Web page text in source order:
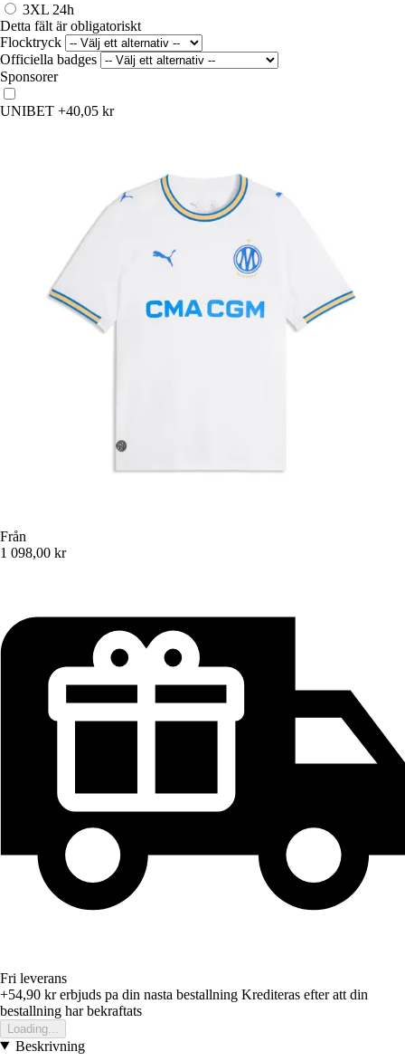
3XL 24h
Detta fält är obligatoriskt
Flocktryck
Officiella badges
Sponsorer
UNIBET +40,05 kr
Från
1 098,00 kr
Fri leverans
+54,90 krerbjuds pa din nasta bestallning Krediteras efter att din
bestallning har bekraftats
Loading...
Beskrivning